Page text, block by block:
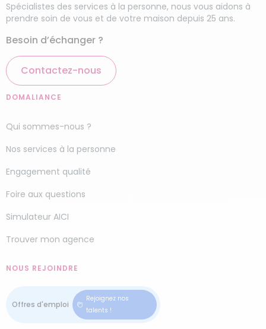
Spécialistes des services à la personne, nous vous aidons à
prendre soin de vous et de votre maison depuis 25 ans.
Besoin d’échanger ?
Contactez-nous
DOMALIANCE
Qui sommes-nous ?
Nos services à la personne
Engagement qualité
Foire aux questions
Simulateur AICI
Trouver mon agence
NOUS REJOINDRE
Rejoignez nos
talents !